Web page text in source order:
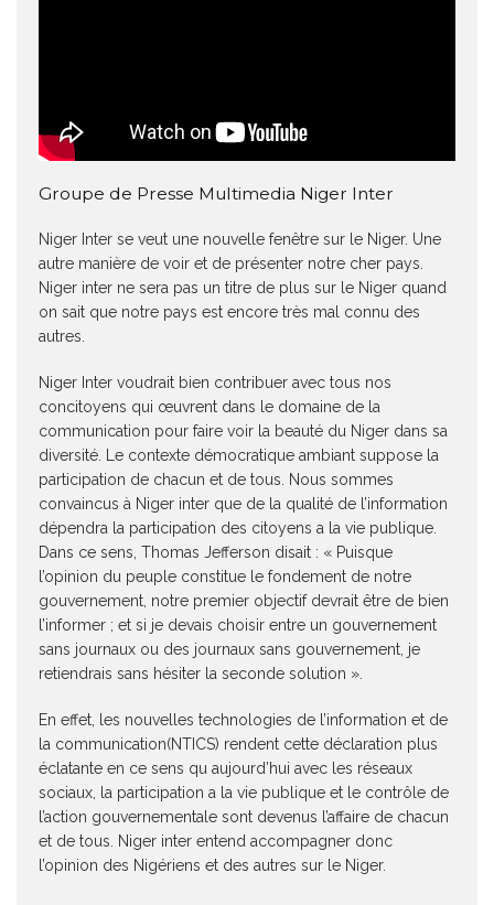
Groupe de Presse Multimedia Niger Inter
Niger Inter se veut une nouvelle fenêtre sur le Niger. Une
autre manière de voir et de présenter notre cher pays.
Niger inter ne sera pas un titre de plus sur le Niger quand
on sait que notre pays est encore très mal connu des
autres.
Niger Inter voudrait bien contribuer avec tous nos
concitoyens qui œuvrent dans le domaine de la
communication pour faire voir la beauté du Niger dans sa
diversité. Le contexte démocratique ambiant suppose la
participation de chacun et de tous. Nous sommes
convaincus à Niger inter que de la qualité de l’information
dépendra la participation des citoyens a la vie publique.
Dans ce sens, Thomas Jefferson disait : « Puisque
l’opinion du peuple constitue le fondement de notre
gouvernement, notre premier objectif devrait être de bien
l’informer ; et si je devais choisir entre un gouvernement
sans journaux ou des journaux sans gouvernement, je
retiendrais sans hésiter la seconde solution ».
En effet, les nouvelles technologies de l’information et de
la communication(NTICS) rendent cette déclaration plus
éclatante en ce sens qu aujourd’hui avec les réseaux
sociaux, la participation a la vie publique et le contrôle de
l’action gouvernementale sont devenus l’affaire de chacun
et de tous. Niger inter entend accompagner donc
l’opinion des Nigériens et des autres sur le Niger.